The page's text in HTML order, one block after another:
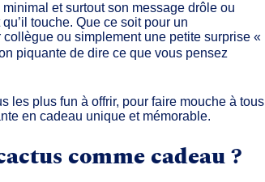
et surtout son message drôle ou
touche. Que ce soit pour un
collègue ou simplement une petite surprise «
piquante de dire ce que vous pensez
les plus fun à offrir, pour faire mouche à tous
en cadeau unique et mémorable.
comme cadeau ?